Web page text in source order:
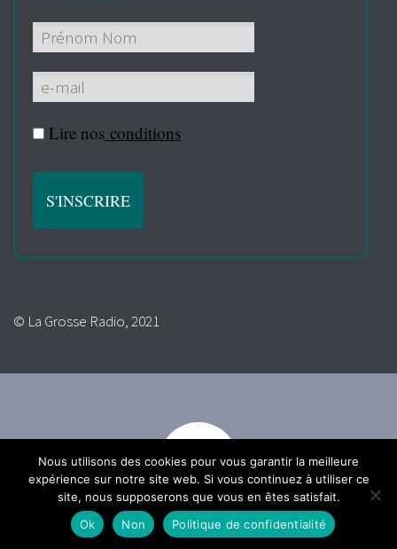
Lire nos conditions
© La Grosse Radio, 2021
Nous utilisons des cookies pour vous garantir la meilleure
expérience sur notre site web. Si vous continuez à utiliser ce
site, nous supposerons que vous en êtes satisfait.
Ok
Non Politique de confidentialité